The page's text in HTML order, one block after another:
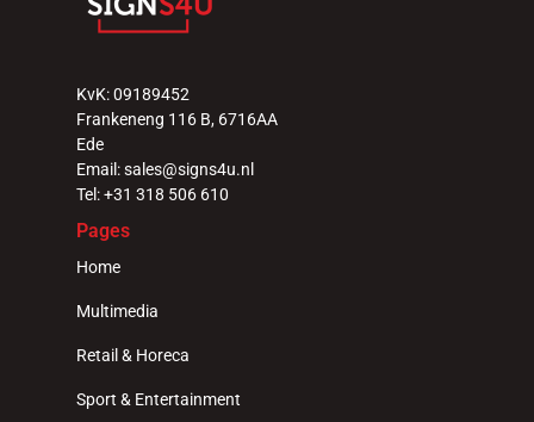
KvK: 09189452
Frankeneng 116 B, 6716AA
Ede
Email: sales@signs4u.nl
Tel: +31 318 506 610
Pages
Home
Multimedia
Retail & Horeca
Sport & Entertainment